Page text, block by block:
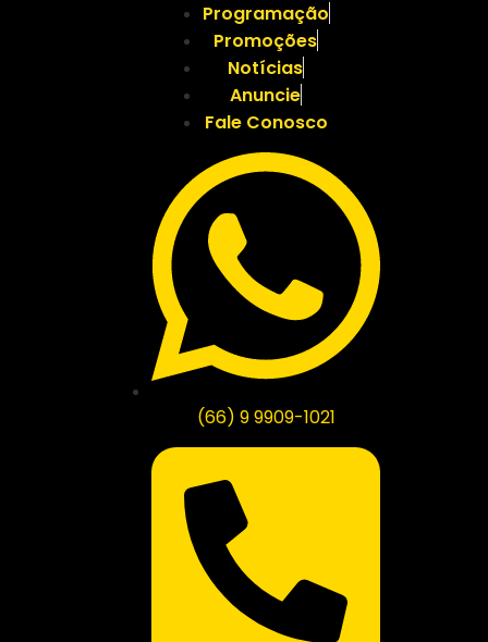
Programação
Promoções
Notícias
Anuncie
Fale Conosco
(66) 9 9909-1021